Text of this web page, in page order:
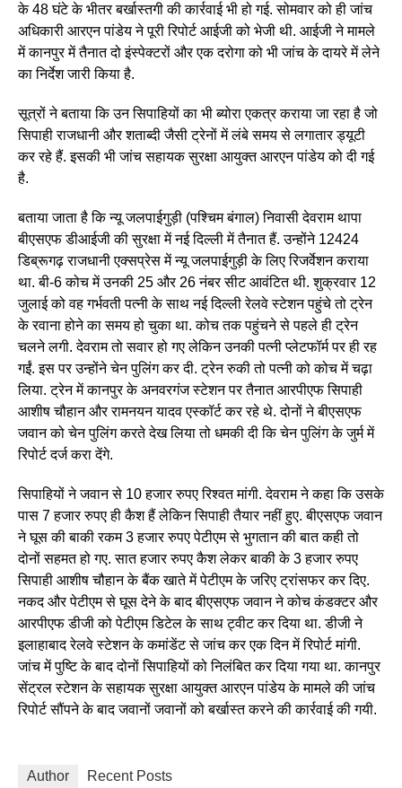
के 48 घंटे के भीतर बर्खास्तगी की कार्रवाई भी हो गई. सोमवार को ही जांच
अधिकारी आरएन पांडेय ने पूरी रिपोर्ट आईजी को भेजी थी. आईजी ने मामले
में कानपुर में तैनात दो इंस्पेक्टरों और एक दरोगा को भी जांच के दायरे में लेने
का निर्देश जारी किया है.
सूत्रों ने बताया कि उन सिपाहियों का भी ब्योरा एकत्र कराया जा रहा है जो
सिपाही राजधानी और शताब्दी जैसी ट्रेनों में लंबे समय से लगातार ड्यूटी
कर रहे हैं. इसकी भी जांच सहायक सुरक्षा आयुक्त आरएन पांडेय को दी गई
है.
बताया जाता है कि न्यू जलपाईगुड़ी (पश्चिम बंगाल) निवासी देवराम थापा
बीएसएफ डीआईजी की सुरक्षा में नई दिल्ली में तैनात हैं. उन्होंने 12424
डिब्रूगढ़ राजधानी एक्सप्रेस में न्यू जलपाईगुड़ी के लिए रिजर्वेशन कराया
था. बी-6 कोच में उनकी 25 और 26 नंबर सीट आवंटित थी. शुक्रवार 12
जुलाई को वह गर्भवती पत्नी के साथ नई दिल्ली रेलवे स्टेशन पहुंचे तो ट्रेन
के रवाना होने का समय हो चुका था. कोच तक पहुंचने से पहले ही ट्रेन
चलने लगी. देवराम तो सवार हो गए लेकिन उनकी पत्नी प्लेटफॉर्म पर ही रह
गईं. इस पर उन्होंने चेन पुलिंग कर दी. ट्रेन रुकी तो पत्नी को कोच में चढ़ा
लिया. ट्रेन में कानपुर के अनवरगंज स्टेशन पर तैनात आरपीएफ सिपाही
आशीष चौहान और रामनयन यादव एस्कॉर्ट कर रहे थे. दोनों ने बीएसएफ
जवान को चेन पुलिंग करते देख लिया तो धमकी दी कि चेन पुलिंग के जुर्म में
रिपोर्ट दर्ज करा देंगे.
सिपाहियों ने जवान से 10 हजार रुपए रिश्वत मांगी. देवराम ने कहा कि उसके
पास 7 हजार रुपए ही कैश हैं लेकिन सिपाही तैयार नहीं हुए. बीएसएफ जवान
ने घूस की बाकी रकम 3 हजार रुपए पेटीएम से भुगतान की बात कही तो
दोनों सहमत हो गए. सात हजार रुपए कैश लेकर बाकी के 3 हजार रुपए
सिपाही आशीष चौहान के बैंक खाते में पेटीएम के जरिए ट्रांसफर कर दिए.
नकद और पेटीएम से घूस देने के बाद बीएसएफ जवान ने कोच कंडक्टर और
आरपीएफ डीजी को पेटीएम डिटेल के साथ ट्वीट कर दिया था. डीजी ने
इलाहाबाद रेलवे स्टेशन के कमांडेंट से जांच कर एक दिन में रिपोर्ट मांगी.
जांच में पुष्टि के बाद दोनों सिपाहियों को निलंबित कर दिया गया था. कानपुर
सेंट्रल स्टेशन के सहायक सुरक्षा आयुक्त आरएन पांडेय के मामले की जांच
रिपोर्ट सौंपने के बाद जवानों जवानों को बर्खास्त करने की कार्रवाई की गयी.
Author Recent Posts